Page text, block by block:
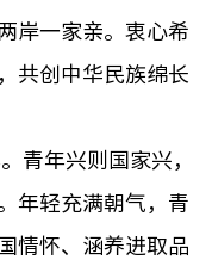
岸一家亲。衷心希
共创中华民族绵长
青年兴则国家兴，
年轻充满朝气，青
情怀、涵养进取品